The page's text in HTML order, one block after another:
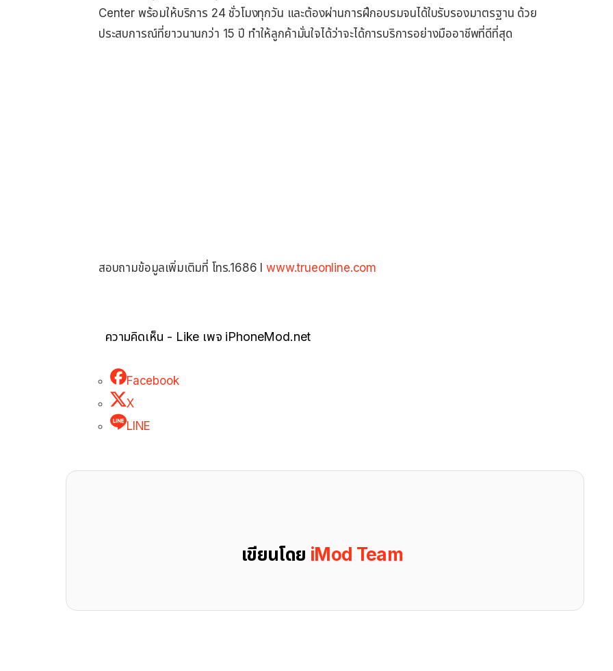
Center พร้อมให้บริการ 24 ชั่วโมงทุกวัน และต้องผ่านการฝึกอบรมจนได้ใบรับรองมาตรฐาน ด้วย
ประสบการณ์ที่ยาวนานกว่า 15 ปี ทำให้ลูกค้ามั่นใจได้ว่าจะได้การบริการอย่างมืออาชีพที่ดีที่สุด
สอบถามข้อมูลเพิ่มเติมที่ โทร.1686 lwww.trueonline.com
ความคิดเห็น - Like เพจ iPhoneMod.net
Facebook
X
LINE
เขียนโดย iMod Team